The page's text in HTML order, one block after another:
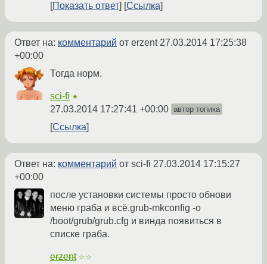
Показать ответ
Ссылка
Ответ на: комментарий от erzent 27.03.2014 17:25:38
+00:00
Тогда норм.
sci-fi ★
27.03.2014 17:27:41 +00:00 автор топика
Ссылка
Ответ на: комментарий от sci-fi 27.03.2014 17:15:27
+00:00
после установки системы просто обнови
меню граба и всё.grub-mkconfig -o
/boot/grub/grub.cfg и винда появиться в
списке граба.
erzent ☆☆